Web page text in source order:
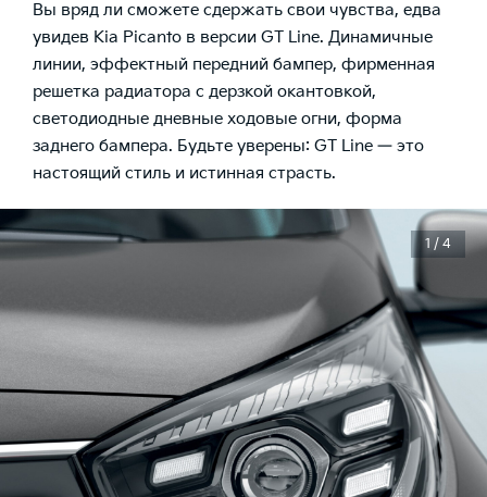
Вы вряд ли сможете сдержать свои чувства, едва
увидев Kia Picanto в версии GT Line. Динамичные
линии, эффектный передний бампер, фирменная
решетка радиатора с дерзкой окантовкой,
светодиодные дневные ходовые огни, форма
заднего бампера. Будьте уверены: GT Line — это
настоящий стиль и истинная страсть.
1 / 4